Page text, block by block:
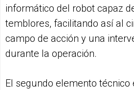
informático del robot capaz
temblores, facilitando así al
campo de acción y una
durante la operación.
El segundo elemento técnico